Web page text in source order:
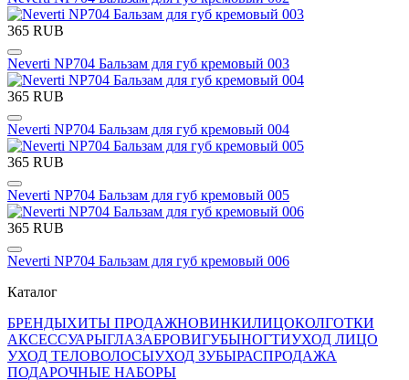
365 RUB
Neverti NP704 Бальзам для губ кремовый 003
365 RUB
Neverti NP704 Бальзам для губ кремовый 004
365 RUB
Neverti NP704 Бальзам для губ кремовый 005
365 RUB
Neverti NP704 Бальзам для губ кремовый 006
Каталог
БРЕНДЫХИТЫ ПРОДАЖНОВИНКИЛИЦОКОЛГОТКИ
АКСЕССУАРЫГЛАЗАБРОВИГУБЫНОГТИУХОД ЛИЦО
УХОД ТЕЛОВОЛОСЫУХОД ЗУБЫРАСПРОДАЖА
ПОДАРОЧНЫЕ НАБОРЫ